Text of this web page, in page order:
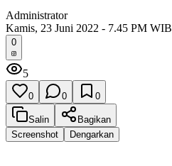
Administrator
Kamis, 23 Juni 2022 - 7.45 PM WIB
0
5
0 0 0
Salin
Bagikan
Screenshot
Dengarkan